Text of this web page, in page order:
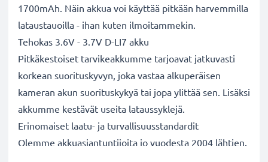
1700mAh. Näin akkua voi käyttää pitkään harvemmilla
lataustauoilla - ihan kuten ilmoitammekin.
Tehokas 3.6V - 3.7V D-LI7 akku
Pitkäkestoiset tarvikeakkumme tarjoavat jatkuvasti
korkean suorituskyvyn, joka vastaa alkuperäisen
kameran akun suorituskykyä tai jopa ylittää sen. Lisäksi
akkumme kestävät useita lataussyklejä.
Erinomaiset laatu- ja turvallisuusstandardit
Olemme akkuasiantuntijoita jo vuodesta 2004 lähtien.